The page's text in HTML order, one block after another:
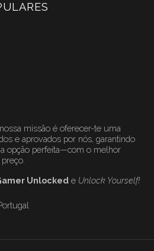
nossa missão é oferecer-te uma
e aprovados por nós, garantindo
opção perfeita—com o melhor
Unlocked e Unlock Yourself!